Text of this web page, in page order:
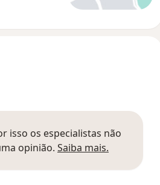
isso os especialistas não
opinião. Saiba mais.